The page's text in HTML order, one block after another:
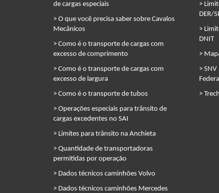
de cargas especiais
> O que você precisa saber sobre Cavalos
Mecânicos
> Como é o transporte de cargas com
excesso de comprimento
> Como é o transporte de cargas com
excesso de largura
> Como é o transporte de tubos
> Operações especiais para trânsito de
cargas excedentes no SAI
> Limites para trânsito na Anchieta
> Quantidade de transportadoras
permitidas por operação
> Dados técnicos caminhões Volvo
> Dados técnicos caminhões Mercedes
>
DER/
>
DNIT
>
>
>